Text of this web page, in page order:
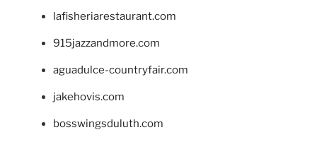
lafisheriarestaurant.com
915jazzandmore.com
aguadulce-countryfair.com
jakehovis.com
bosswingsduluth.com